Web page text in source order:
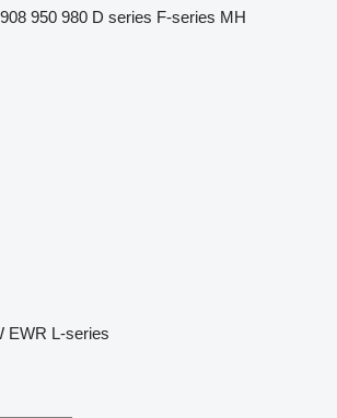
908 950 980 D series F-series MH
EWR L-series